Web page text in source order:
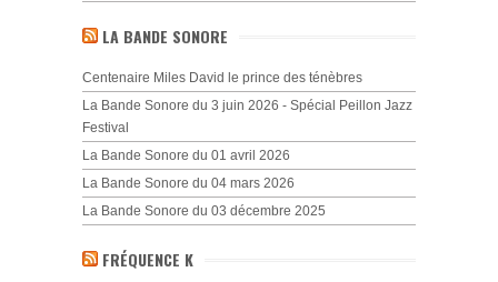
LA BANDE SONORE
Centenaire Miles David le prince des ténèbres
La Bande Sonore du 3 juin 2026 - Spécial Peillon Jazz
Festival
La Bande Sonore du 01 avril 2026
La Bande Sonore du 04 mars 2026
La Bande Sonore du 03 décembre 2025
FRÉQUENCE K